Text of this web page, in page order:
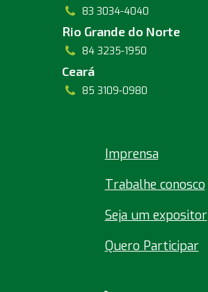
83 3034-4040
Rio Grande do Norte
84 3235-1950
Ceará
85 3109-0980
Imprensa
Trabalhe conosco
Seja um expositor
Quero Participar